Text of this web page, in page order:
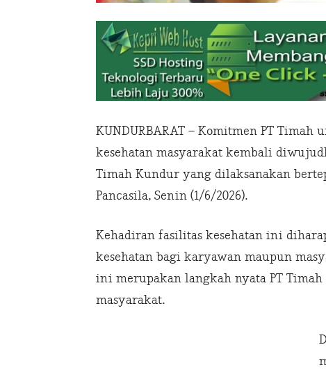
KUNDURBARAT – Komitmen PT
kesehatan masyarakat kembali
Timah Kundur yang dilaksanakan
Pancasila, Senin (1/6/2026).
Kehadiran fasilitas kesehatan ini
kesehatan bagi karyawan maupun
ini merupakan langkah nyata PT
masyarakat.